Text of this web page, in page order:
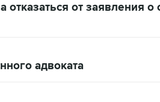
от заявления о
адвоката